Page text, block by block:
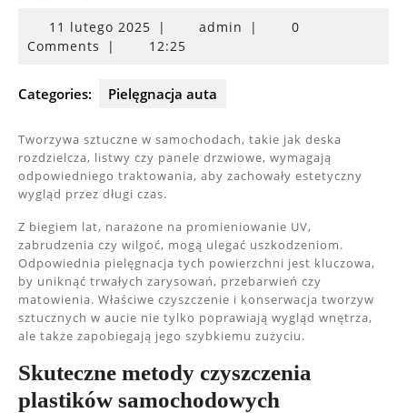
11 lutego 202511
lutego
| admin |
0
Comments
| 12:25
Categories: Pielęgnacja auta
Tworzywa sztuczne w samochodach, takie jak deska
rozdzielcza, listwy czy panele drzwiowe, wymagają
odpowiedniego traktowania, aby zachowały estetyczny
wygląd przez długi czas.
Z biegiem lat, narażone na promieniowanie UV,
zabrudzenia czy wilgoć, mogą ulegać uszkodzeniom.
Odpowiednia pielęgnacja tych powierzchni jest kluczowa,
by uniknąć trwałych zarysowań, przebarwień czy
matowienia. Właściwe czyszczenie i konserwacja tworzyw
sztucznych w aucie nie tylko poprawiają wygląd wnętrza,
ale także zapobiegają jego szybkiemu zużyciu.
Skuteczne metody czyszczenia
plastików samochodowych